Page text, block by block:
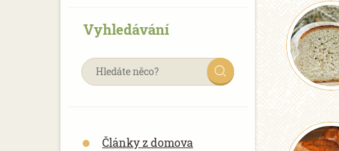
Vyhledávání
Články z domova